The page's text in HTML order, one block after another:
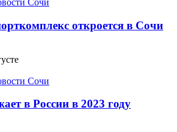
откроется в Сочи
в России в 2023 году